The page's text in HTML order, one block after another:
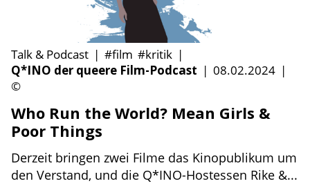
Talk & Podcast | #film #kritik |
Q*INO der queere Film-Podcast | 08.02.2024 |
©
Who Run the World? Mean Girls &
Poor Things
Derzeit bringen zwei Filme das Kinopublikum um
den Verstand, und die Q*INO-Hostessen Rike &...